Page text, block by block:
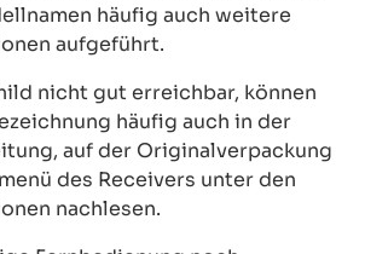
häufig auch weitere
aufgeführt.
nicht gut erreichbar, können
häufig auch in der
auf der Originalverpackung
des Receivers unter den
nachlesen.